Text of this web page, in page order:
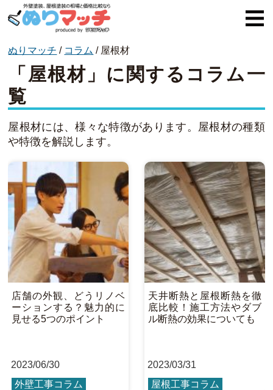
オススメ企業
外壁塗装
コラム一覧
ぬりマッチ / コラム / 屋根材
「屋根材」に関するコラム一
覧
屋根材には、様々な特徴があります。屋根材の種類
や特徴を解説します。
店舗の外観、どうリノベ
ーションする？魅力的に
見せる5つのポイント
2023/06/30
外壁工事コラム
天井断熱と屋根断熱を徹
底比較！施工方法やダブ
ル断熱の効果についても
2023/03/31
屋根工事コラム